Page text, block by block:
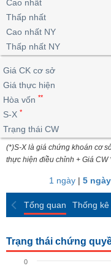
Giao
dịch
nội
bộ
Niên
giám
Tài
liệu
cổ
đông
Định
giá
Nước
ngoài
Tự
doanh
Top
cổ
phiếu
Bản
Thống
giao
dịch
dịch
Chứng
quyền
Tổng
quan
Thống
kê
dịch
Định
Thống
kê
giao
dịch
Tin
tức
tích
kỹ
thuật
Bảng
giá
Bộ
lọc
cổ
phiếu
cổ
Báo
mô
lai
Chứng
quyền
Trái
phiếu
doanh
nghiệp
Đào
Dịch
vụ
Cao nhất
Thấp nhất
Cao nhất NY
Thấp nhất NY
Giá CK cơ sở
Giá thực hiện
Hòa vốn **
S-X *
Trạng thái CW
(*)S-X là giá chứng khoán cơ
thực hiện điều chỉnh + Giá
1 ngày| 5 ngày
Tổng quan Thống kê
Trạng thái chứng
0
BẤT
ĐỘNG
SẢN
TÀI
CHÍNH
HÀNG
HÓA
KINH
TẾ
THẾ